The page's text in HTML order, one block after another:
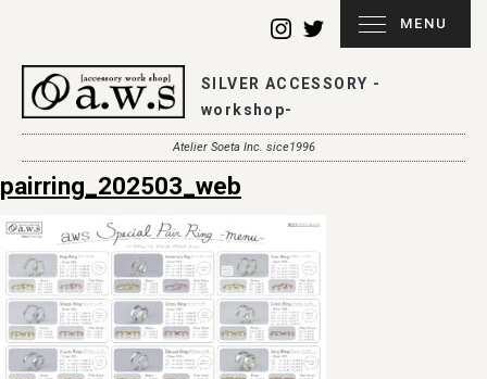
SILVER ACCESSORY -
workshop-
Atelier Soeta Inc. sice1996
MENU
pairring_202503_web